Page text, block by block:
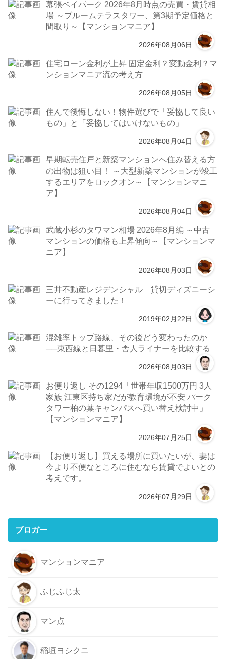
幕張ベイパーク 2026年8月時点の売買・賃貸相
場 ～ブルームテラスタワー、第3期予定価格と
間取り～【マンションマニア】
2026年08月06日
住宅ローン金利が上昇 固定金利？変動金利？マ
ンションマニア流の考え方
2026年08月05日
住んで後悔しない！物件選びで「妥協して良い
もの」と「妥協してはいけないもの」
2026年08月04日
早期転売住戸と新築マンションへ住み替える方
の出物は狙い目！ ～大型新築マンションが竣工
するエリアをロックオン～【マンションマニ
ア】
2026年08月04日
武蔵小杉のタワマン相場 2026年8月編 ～中古
マンションの価格も上昇傾向～【マンションマ
ニア】
2026年08月03日
三井不動産レジデンシャル 貸切ディズニーシ
ーに行ってきました！
2019年02月22日
混雑率トップ路線、その後どう変わったのか
──東西線と日暮里・舎人ライナーを比較する
2026年08月03日
お便り返し その1294「世帯年収1500万円 3人
家族 江東区持ち家だが教育環境が不安 パーク
タワー柏の葉キャンパスへ買い替え検討中」
【マンションマニア】
2026年07月25日
【お便り返し】買える場所に買いたいが、妻は
今より不便なところに住むなら賃貸でよいとの
考えです。
2026年07月29日
ブロガー
マンションマニア
ふじふじ太
マン点
稲垣ヨシクニ